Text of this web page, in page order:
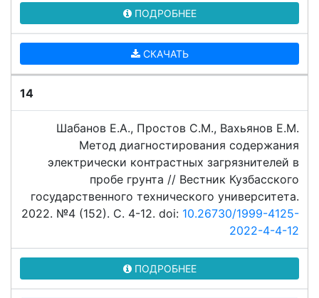
ПОДРОБНЕЕ
СКАЧАТЬ
14
Шабанов Е.А., Простов С.М., Вахьянов Е.М.
Метод диагностирования содержания
электрически контрастных загрязнителей в
пробе грунта // Вестник Кузбасского
государственного технического университета.
2022. №4 (152). C. 4-12. doi: 10.26730/1999-4125-
2022-4-4-12
ПОДРОБНЕЕ